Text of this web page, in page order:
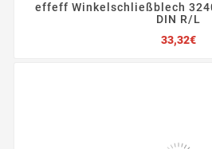
effeff Winkelschließblech
DIN R/L
33,32€